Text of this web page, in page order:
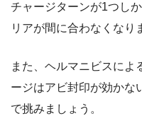
チャージターンが1つし
リアが間に合わなくなり
また、ヘルマニビスによ
ージはアビ封印が効かな
で挑みましょう。